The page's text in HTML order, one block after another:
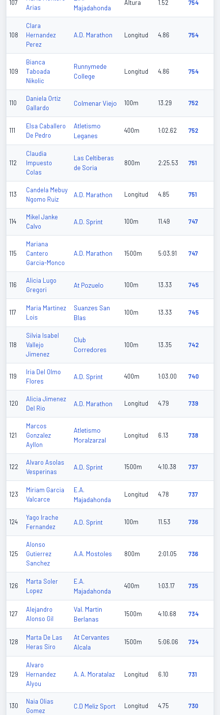
107
Arias
Majadahonda
Altura 1.52 754
108
Clara
Hernandez
Perez
A.D. Marathon Longitud 4.86 754
109
Bianca
Taboada
Nikolic
Runnymede
College
Longitud 4.86 754
110
Daniela Ortiz
Gallardo
Colmenar Viejo 100m 13.29 752
111
Elsa Caballero
De Pedro
Atletismo
Leganes
400m 1:02.62 752
112
Claudia
Impuesto
Colas
Las Celtiberas
de Soria
800m 2:25.53 751
113
Candela Mebuy
Ngomo Ruiz
A.D. Marathon Longitud 4.85 751
114
Mikel Janke
Calvo
A.D. Sprint 100m 11.49 747
115
Mariana
Cantero
Garcia-Monco
A.D. Marathon 1500m 5:03.91 747
116
Alicia Lugo
Gregori
At Pozuelo 100m 13.33 745
117
Maria Martinez
Lois
Suanzes San
Blas
100m 13.33 745
118
Silvia Isabel
Vallejo
Jimenez
Club
Corredores
100m 13.35 742
119
Iria Del Olmo
Flores
A.D. Sprint 400m 1:03.00 740
120
Alicia Jimenez
Del Rio
A.D. Marathon Longitud 4.79 739
121
Marcos
Gonzalez
Ayllon
Atletismo
Moralzarzal
Longitud 6.13 738
122
Alvaro Asolas
Vesperinas
A.D. Sprint 1500m 4:10.38 737
123
Miriam Garcia
Valcarce
E.A.
Majadahonda
Longitud 4.78 737
124
Yago Irache
Fernandez
A.D. Sprint 100m 11.53 736
125
Alonso
Gutierrez
Sanchez
A.A. Mostoles 800m 2:01.05 736
126
Marta Soler
Lopez
E.A.
Majadahonda
400m 1:03.17 735
127
Alejandro
Alonso Gil
Val. Martin
Berlanas
1500m 4:10.68 734
128
Marta De Las
Heras Siro
At Cervantes
Alcala
1500m 5:06.06 734
129
Alvaro
Hernandez
Alyou
A. A. Moratalaz Longitud 6.10 731
130
Naia Olias
Gomez
C.D Meliz Sport Longitud 4.75 730